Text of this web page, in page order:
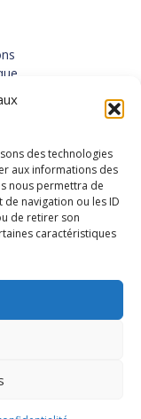
des technologies
aux informations des
nous permettra de
navigation ou les ID
de retirer son
caractéristiques
10
personnelles